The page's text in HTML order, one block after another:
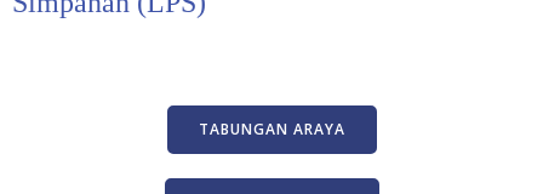
TABUNGAN ARAYA